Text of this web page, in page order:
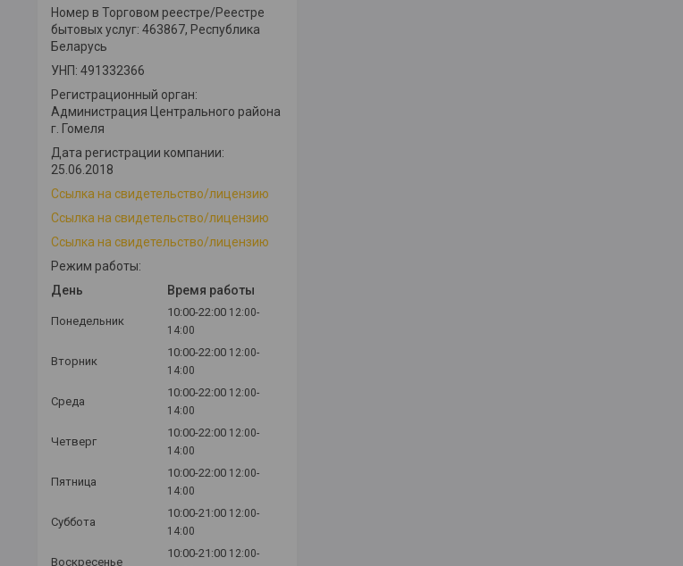
Номер в Торговом реестре/Реестре
бытовых услуг: 463867, Республика
Беларусь
УНП: 491332366
Регистрационный орган:
Администрация Центрального района
г. Гомеля
Дата регистрации компании:
25.06.2018
Ссылка на свидетельство/лицензию
Ссылка на свидетельство/лицензию
Ссылка на свидетельство/лицензию
Режим работы:
День
Время работы
Понедельник
10:00-22:00 12:00-
14:00
Вторник
10:00-22:00 12:00-
14:00
Среда
10:00-22:00 12:00-
14:00
Четверг
10:00-22:00 12:00-
14:00
Пятница
10:00-22:00 12:00-
14:00
Суббота
10:00-21:00 12:00-
14:00
Воскресенье
10:00-21:00 12:00-